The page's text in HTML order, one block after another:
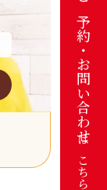
ご予約・お問い合わせ
はこちら